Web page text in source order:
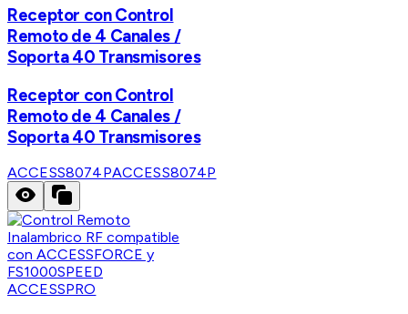
Receptor con Control
Remoto de 4 Canales /
Soporta 40 Transmisores
Receptor con Control
Remoto de 4 Canales /
Soporta 40 Transmisores
ACCESS8074PACCESS8074P
ACCESSPRO